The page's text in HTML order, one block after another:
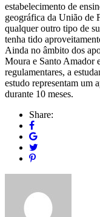
estabelecimento de
geográfica da União de
qualquer outro tipo de
tenha tido
Ainda no âmbito dos
Moura e Santo Amador
regulamentares, a
estudo representam um
durante 10 meses.
Share: